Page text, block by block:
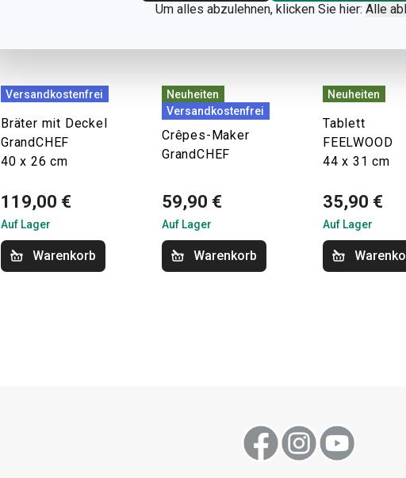
Um alles abzulehnen, klicken Sie hier: Alle
Versandkostenfrei
Bräter mit Deckel
GrandCHEF
40 x 26 cm
119,00 €
Auf Lager
Warenkorb
Neuheiten
Versandkostenfrei
Crêpes-Maker
GrandCHEF
59,90 €
Auf Lager
Warenkorb
Neuheiten
Tablett
FEELWOOD
44 x 31 cm
35,90 €
Auf Lager